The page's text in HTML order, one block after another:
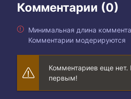
Комментарии (0)
Минимальная длина
Комментарии модерируются
Комментариев еще
первым!